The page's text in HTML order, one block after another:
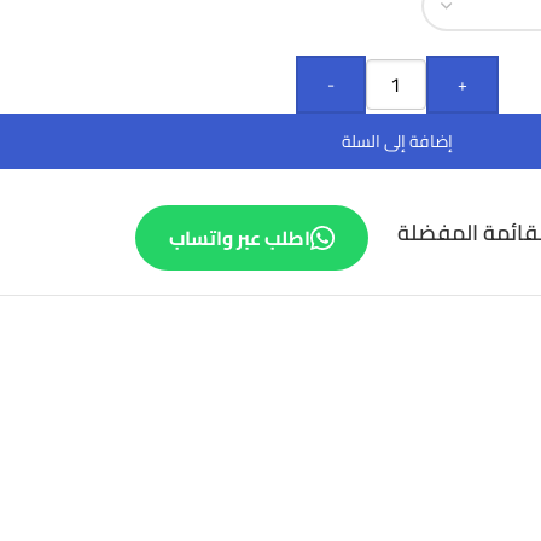
-
+
إضافة إلى السلة
المفضلة اطلب عبر واتساب